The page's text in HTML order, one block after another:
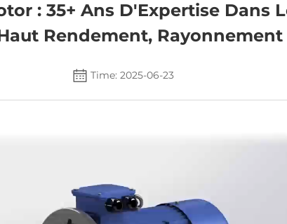
: 35+ Ans D'Expertise Dans
Rendement,
Time: 2025-06-23